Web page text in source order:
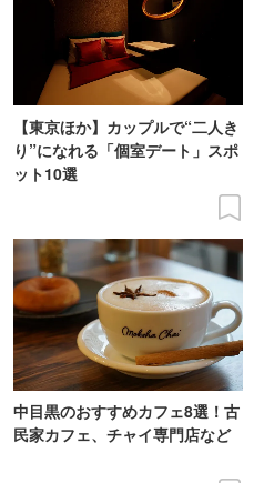
【東京ほか】カップルで“二人き
り”になれる「個室デート」スポ
ット10選
中目黒のおすすめカフェ8選！古
民家カフェ、チャイ専門店など